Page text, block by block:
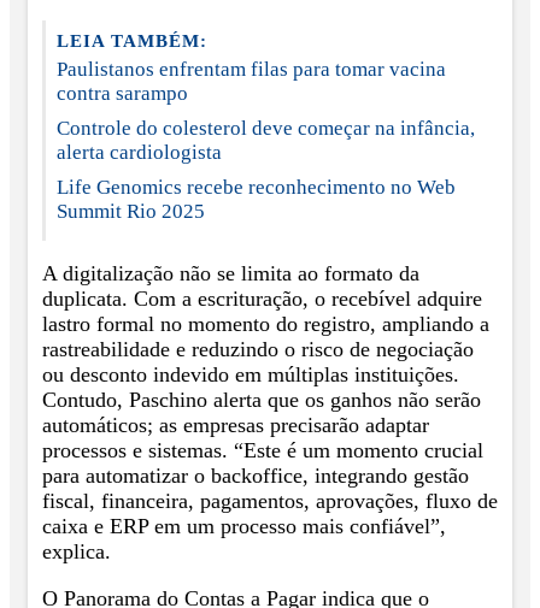
LEIA TAMBÉM:
Paulistanos enfrentam filas para tomar vacina
contra sarampo
Controle do colesterol deve começar na infância,
alerta cardiologista
Life Genomics recebe reconhecimento no Web
Summit Rio 2025
A digitalização não se limita ao formato da
duplicata. Com a escrituração, o recebível adquire
lastro formal no momento do registro, ampliando a
rastreabilidade e reduzindo o risco de negociação
ou desconto indevido em múltiplas instituições.
Contudo, Paschino alerta que os ganhos não serão
automáticos; as empresas precisarão adaptar
processos e sistemas. “Este é um momento crucial
para automatizar o backoffice, integrando gestão
fiscal, financeira, pagamentos, aprovações, fluxo de
caixa e ERP em um processo mais confiável”,
explica.
O Panorama do Contas a Pagar indica que o